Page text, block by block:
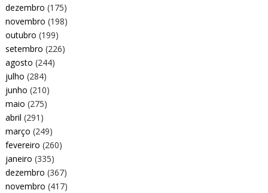
dezembro (175)
novembro (198)
outubro (199)
setembro (226)
agosto (244)
julho (284)
junho (210)
maio (275)
abril (291)
março (249)
fevereiro (260)
janeiro (335)
dezembro (367)
novembro (417)